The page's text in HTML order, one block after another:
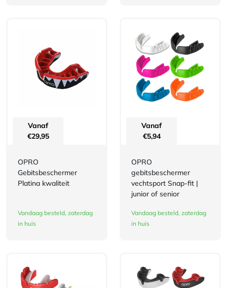
Vanaf
€29,95
OPRO
Gebitsbeschermer
Platina kwaliteit
Vandaag besteld, zaterdag
in huis
Vanaf
€5,94
OPRO
gebitsbeschermer
vechtsport Snap-fit |
junior of senior
Vandaag besteld, zaterdag
in huis